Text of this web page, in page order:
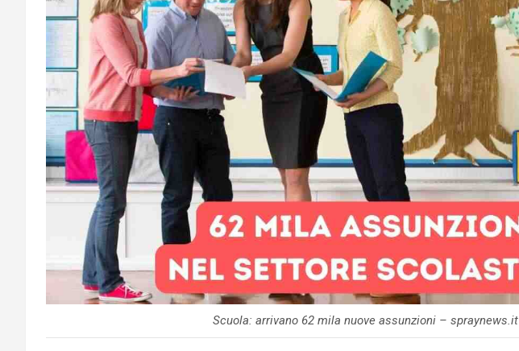
Scuola: arrivano 62 mila nuove assunzioni – spraynews.it